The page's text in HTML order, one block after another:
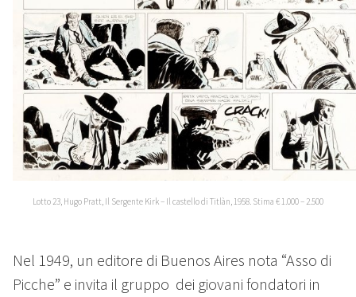
Lotto 23, Hugo Pratt, Il Sergente Kirk – Il castello di Titlàn, 1958. Stima € 1.000 – 2.500
Nel 1949, un editore di Buenos Aires nota “Asso di
Picche” e invita il gruppo dei giovani fondatori in